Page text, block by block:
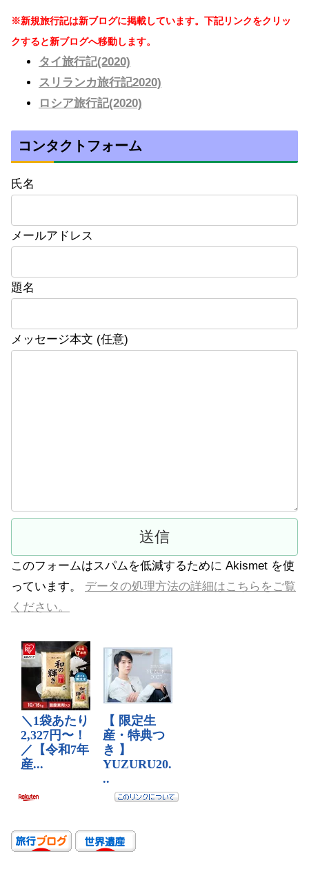
※新規旅行記は新ブログに掲載しています。下記リンクをクリッ
クすると新ブログへ移動します。
タイ旅行記(2020)
スリランカ旅行記2020)
ロシア旅行記(2020)
コンタクトフォーム
氏名
メールアドレス
題名
メッセージ本文 (任意)
このフォームはスパムを低減するために Akismet を使
っています。 データの処理方法の詳細はこちらをご覧
ください。